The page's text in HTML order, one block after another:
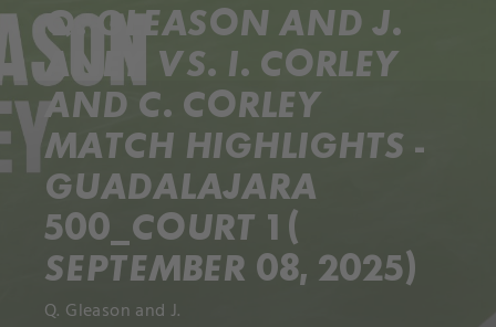
Q. GLEASON AND J.
ANEY VS. I. CORLEY
AND C. CORLEY
MATCH HIGHLIGHTS -
GUADALAJARA
500_COURT 1 (
SEPTEMBER 08, 2025)
Q. Gleason and J.